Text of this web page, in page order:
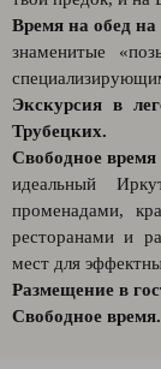
Время на обед
знаменитые
Экскурсия в
Трубецких.
Свободное время
идеальный
променадами,
ресторанами и
мест для
Размещение в
Свободное время.